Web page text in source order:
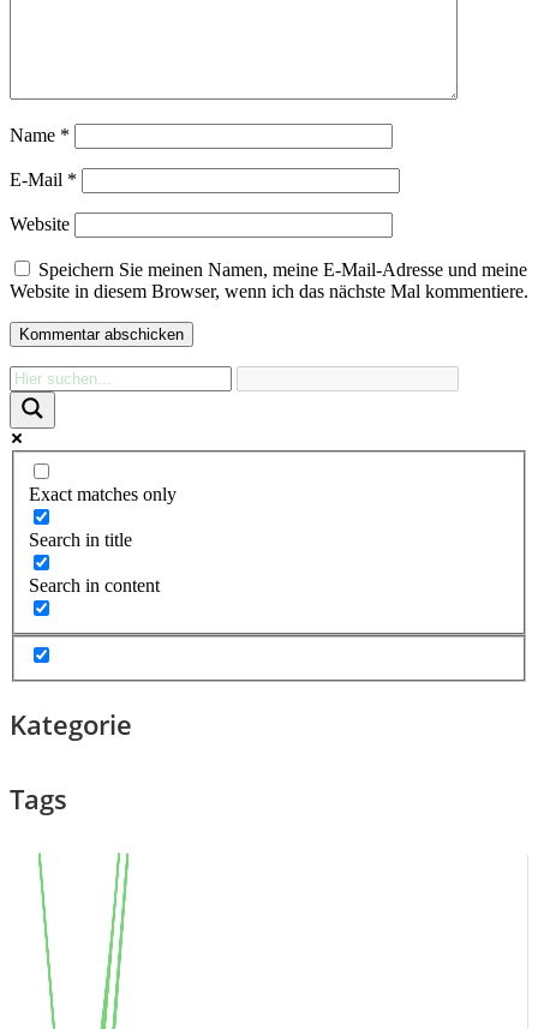
Name *
E-Mail *
Website
Speichern Sie meinen Namen, meine E-Mail-Adresse und meine
Website in diesem Browser, wenn ich das nächste Mal kommentiere.
Exact matches only
Search in title
Search in content
Kategorie
Tags